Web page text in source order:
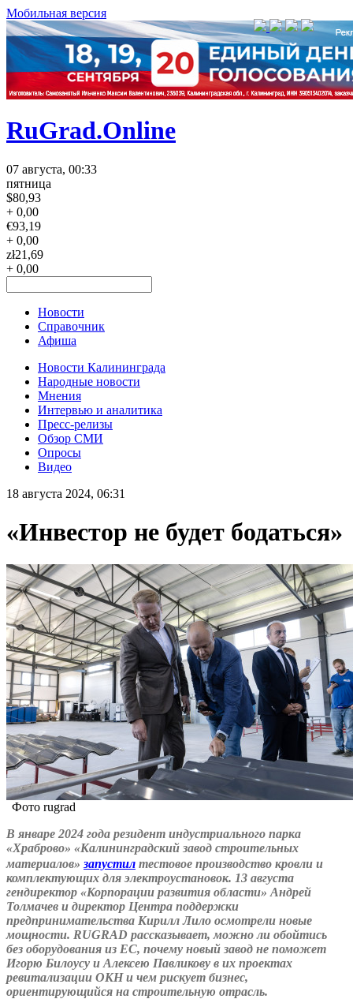
Мобильная версия
RuGrad.Online
07 августа, 00:33
пятница
$80,93
+ 0,00
€93,19
+ 0,00
zł21,69
+ 0,00
Новости
Справочник
Афиша
Новости Калининграда
Народные новости
Мнения
Интервью и аналитика
Пресс-релизы
Обзор СМИ
Опросы
Видео
18 августа 2024, 06:31
«Инвестор не будет бодаться»
Фото rugrad
В январе 2024 года резидент индустриального парка
«Храброво» «Калининградский завод строительных
материалов» запустил тестовое производство кровли и
комплектующих для электроустановок. 13 августа
гендиректор «Корпорации развития области» Андрей
Толмачев и директор Центра поддержки
предпринимательства Кирилл Лило осмотрели новые
мощности. RUGRAD рассказывает, можно ли обойтись
без оборудования из ЕС, почему новый завод не поможет
Игорю Билоусу и Алексею Павликову в их проектах
ревитализации ОКН и чем рискует бизнес,
ориентирующийся на строительную отрасль.